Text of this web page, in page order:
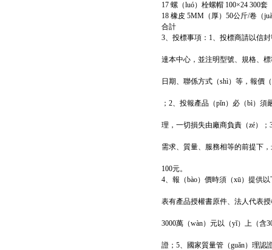
17 螺（luó）栓螺帽 100×24 300套
18 橡皮 5MM（厚）50公斤/卷（
合計
3、投標事項：1、投標商請以信
達本中心，並注明型號、規格、
日期、聯係方式（shì）等，報價
；2、投報產品（pǐn）必（bì）
理，一切損失由廠商負責（zé）
需求、質量、服務相等的前提下
100元。
4、報（bào）價時須（xū）提供
表有產品授權書原件、法人代表
3000萬（wàn）元以（yǐ）上（含
證；5、國家質量管（guǎn）理認